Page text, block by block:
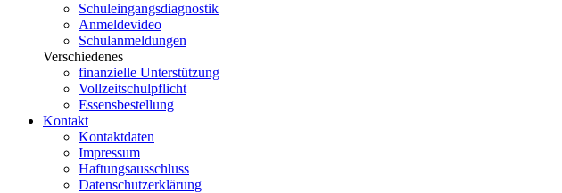
Schuleingangsdiagnostik
Anmeldevideo
Schulanmeldungen
Verschiedenes
finanzielle Unterstützung
Vollzeitschulpflicht
Essensbestellung
Kontakt
Kontaktdaten
Impressum
Haftungsausschluss
Datenschutzerklärung